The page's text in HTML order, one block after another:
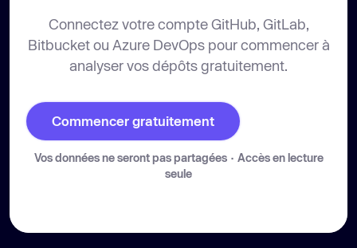
Connectez votre compte GitHub, GitLab,
Bitbucket ou Azure DevOps pour commencer à
analyser vos dépôts gratuitement.
Commencer gratuitement
Vos données ne seront pas partagées · Accès en lecture
seule